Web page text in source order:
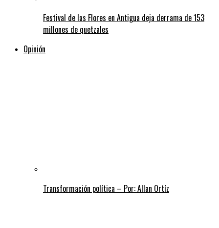
Festival de las Flores en Antigua deja derrama de 153
millones de quetzales
Opinión
Transformación política – Por: Allan Ortíz